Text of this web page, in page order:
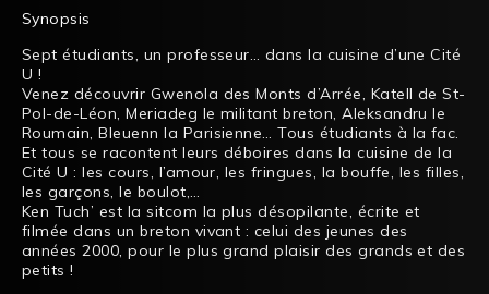
Synopsis
Sept étudiants, un professeur… dans la cuisine d’une Cité
U !
Venez découvrir Gwenola des Monts d’Arrée, Katell de St-
Pol-de-Léon, Meriadeg le militant breton, Aleksandru le
Roumain, Bleuenn la Parisienne… Tous étudiants à la fac.
Et tous se racontent leurs déboires dans la cuisine de la
Cité U : les cours, l’amour, les fringues, la bouffe, les filles,
les garçons, le boulot,…
Ken Tuch’ est la sitcom la plus désopilante, écrite et
filmée dans un breton vivant : celui des jeunes des
années 2000, pour le plus grand plaisir des grands et des
petits !